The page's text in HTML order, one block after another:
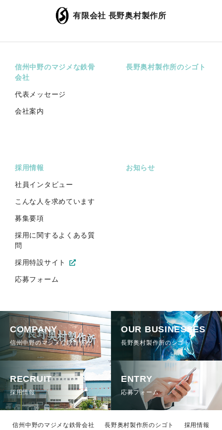
有限会社 長野奥村製作所
信州中野のマジメな鉄骨
会社
代表メッセージ
会社案内
長野奥村製作所のシゴト
採用情報
社員インタビュー
こんな人を求めています
募集要項
採用に関するよくある質
問
採用特設サイト
応募フォーム
お知らせ
COMPANY
信州中野のマジメな鉄骨会社
OUR BUSINESSES
長野奥村製作所のシゴト
RECRUIT
採用情報
ENTRY
応募フォーム
信州中野のマジメな鉄骨会社 長野奥村製作所のシゴト 採用情報